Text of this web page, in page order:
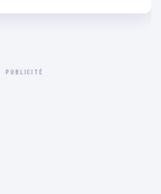
PUBLICITÉ